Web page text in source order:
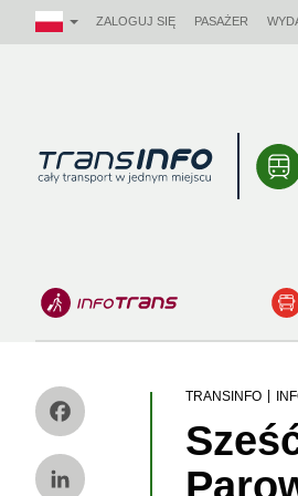
ZALOGUJ SIĘ PASAŻER
Logo
Facebook
TRANSINFO